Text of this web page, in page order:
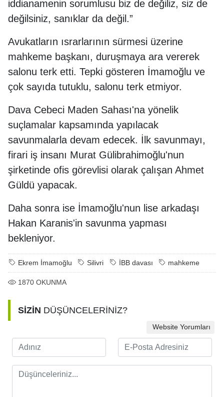
iddianamenin sorumlusu biz de değiliz, siz de
değilsiniz, sanıklar da değil.”
Avukatların ısrarlarının sürmesi üzerine
mahkeme başkanı, duruşmaya ara vererek
salonu terk etti. Tepki gösteren İmamoğlu ve
çok sayıda tutuklu, salonu terk etmiyor.
Dava Cebeci Maden Sahası'na yönelik
suçlamalar kapsamında yapılacak
savunmalarla devam edecek. İlk savunmayı,
firari iş insanı Murat Gülibrahimoğlu'nun
şirketinde ofis görevlisi olarak çalışan Ahmet
Güldü yapacak.
Daha sonra ise İmamoğlu'nun lise arkadaşı
Hakan Karanis'in savunma yapması
bekleniyor.
Ekrem İmamoğlu Silivri İBB davası mahkeme
1870 OKUNMA
SİZİN DÜŞÜNCELERİNİZ?
Website Yorumları